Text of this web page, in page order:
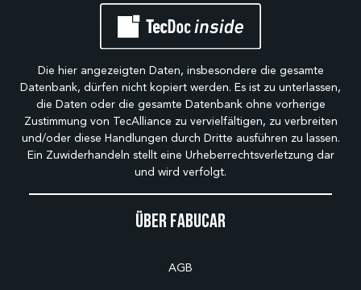
Über Fabucar
AGB
Die hier angezeigten Daten, insbesondere die gesamte
Datenbank, dürfen nicht kopiert werden. Es ist zu unterlassen,
die Daten oder die gesamte Datenbank ohne vorherige
Zustimmung von TecAlliance zu vervielfältigen, zu verbreiten
und/oder diese Handlungen durch Dritte ausführen zu lassen.
Ein Zuwiderhandeln stellt eine Urheberrechtsverletzung dar
und wird verfolgt.